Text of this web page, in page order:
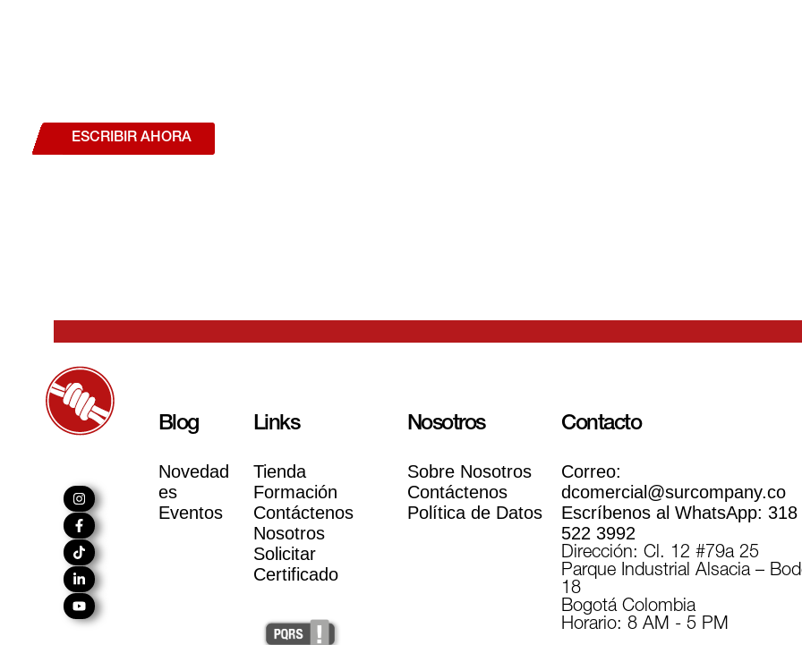
ESCRIBIR AHORA
Blog
Novedad
es
Eventos
Links
Tienda
Formación
Contáctenos
Nosotros
Solicitar
Certificado
Nosotros
Sobre Nosotros
Contáctenos
Política de Datos
Contacto
Correo:
dcomercial@surcompany.co
Escríbenos al WhatsApp: 318
522 3992
Dirección: Cl. 12 #79a 25
Parque Industrial Alsacia –
18
Bogotá Colombia
Horario: 8 AM - 5 PM